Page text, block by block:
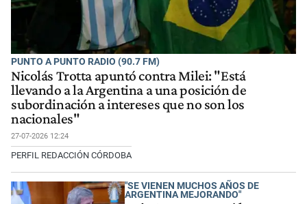
PUNTO A PUNTO RADIO (90.7 FM)
Nicolás Trotta apuntó contra Milei: "Está
llevando a la Argentina a una posición de
subordinación a intereses que no son los
nacionales"
27-07-2026 12:24
PERFIL REDACCIÓN CÓRDOBA
"SE VIENEN MUCHOS AÑOS DE
ARGENTINA MEJORANDO"